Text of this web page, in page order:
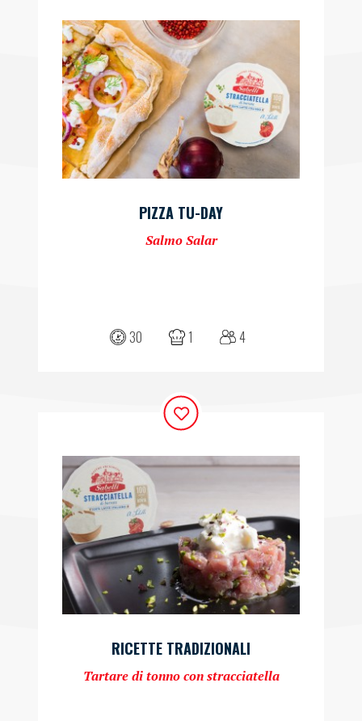
PIZZA TU-DAY
Salmo Salar
30 1 4
RICETTE TRADIZIONALI
Tartare di tonno con stracciatella